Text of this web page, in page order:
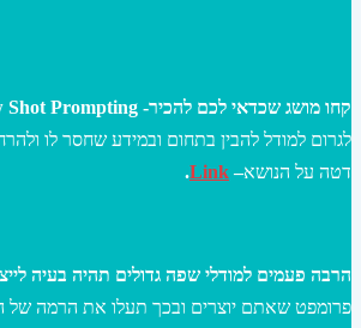
קחו מושג שכדאי לכם להכיר- Few Shot Prompting,
לגרום למודל להבין בתחום ובמידע שחסר לו
דטה על הנושא–
Link
.
הרבה פעמים למודלי שפה גדולים תהיה בעיה
פרומפט שאתם יוצרים ובכך תעלו את הרמה של